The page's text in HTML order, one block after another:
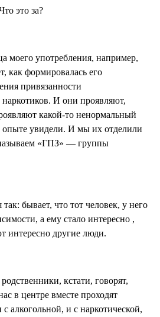
это за?
моего употребления, например,
как формировалась его
привязанности
И они проявляют,
какой-то ненормальный
опыте увидели. И мы их отделили
«ГПЗ» — группы
бывает, что тот человек, у него
а ему стало интересно ,
интересно другие люди.
кстати, говорят,
в центре вместе проходят
алкогольной, и с наркотической,